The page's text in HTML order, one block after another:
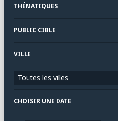
THÉMATIQUES
PUBLIC CIBLE
VILLE
Toutes les villes
CHOISIR UNE DATE